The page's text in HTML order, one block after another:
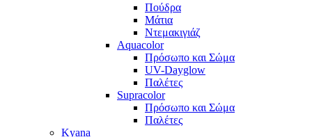
Πούδρα
Μάτια
Ντεμακιγιάζ
Aquacolor
Πρόσωπο και Σώμα
UV-Dayglow
Παλέτες
Supracolor
Πρόσωπο και Σώμα
Παλέτες
Kyana